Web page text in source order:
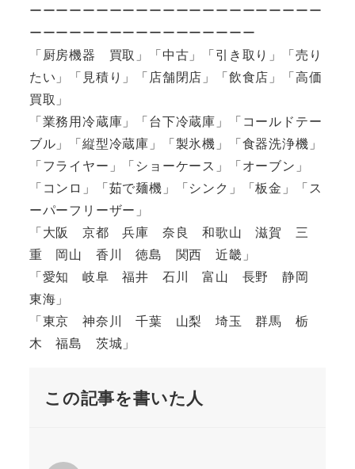
ーーーーーーーーーーーーーーーーーーーーーー
ーーーーーーーーーーーーーーーーー
「厨房機器 買取」「中古」「引き取り」「売り
たい」「見積り」「店舗閉店」「飲食店」「高価
買取」
「業務用冷蔵庫」「台下冷蔵庫」「コールドテー
ブル」「縦型冷蔵庫」「製氷機」「食器洗浄機」
「フライヤー」「ショーケース」「オーブン」
「コンロ」「茹で麺機」「シンク」「板金」「ス
ーパーフリーザー」
「大阪 京都 兵庫 奈良 和歌山 滋賀 三
重 岡山 香川 徳島 関西 近畿」
「愛知 岐阜 福井 石川 富山 長野 静岡
東海」
「東京 神奈川 千葉 山梨 埼玉 群馬 栃
木 福島 茨城」
この記事を書いた人